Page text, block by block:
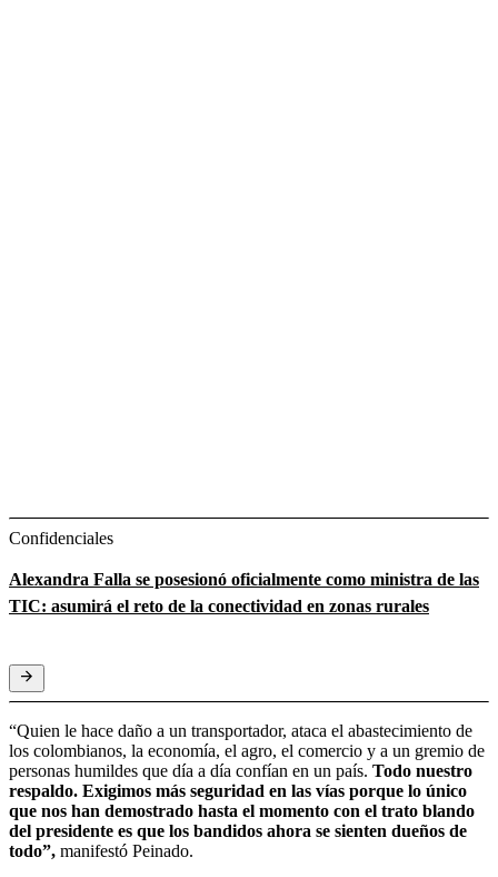
Confidenciales
Alexandra Falla se posesionó oficialmente como ministra de las
TIC: asumirá el reto de la conectividad en zonas rurales
“Quien le hace daño a un transportador, ataca el abastecimiento de
los colombianos, la economía, el agro, el comercio y a un gremio de
personas humildes que día a día confían en un país. Todo nuestro
respaldo. Exigimos más seguridad en las vías porque lo único
que nos han demostrado hasta el momento con el trato blando
del presidente es que los bandidos ahora se sienten dueños de
todo”, manifestó Peinado.